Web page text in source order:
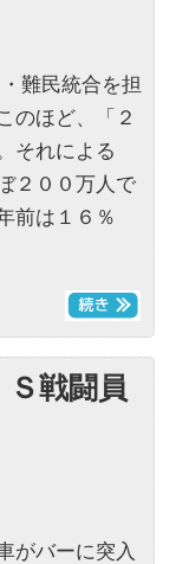
難民統合を担
のほど、「２
それによる
２００万人で
前は１６％
戦闘員
がバーに突入